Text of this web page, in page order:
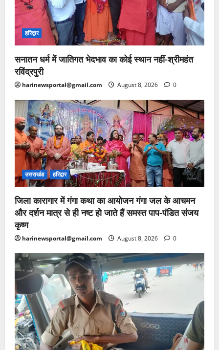
हरिद्वार
सनातन धर्म में जातिगत भेदभाव का कोई स्थान नहीं-श्रीमहंत
रविंद्रपुरी
harinewsportal@gmail.com August 8, 2026 0
उत्तराखंड हरिद्वार
जिला कारागार में गंगा कथा का आयोजन गंगा जल के आचमन
और दर्शन मात्र से ही नष्ट हो जाते हैं समस्त पाप-पंडित संजय
कृष्ण
harinewsportal@gmail.com August 8, 2026 0